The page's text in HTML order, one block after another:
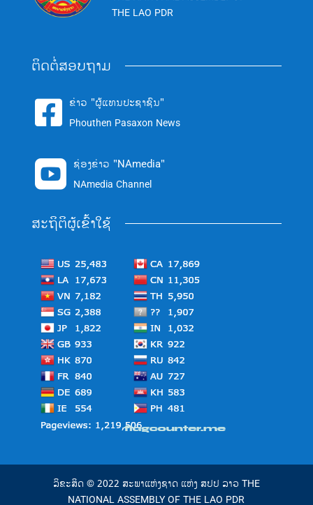
THE LAO PDR
ຕິດຕໍ່ສອບຖາມ
 ຂ່າວ "ຜູ້ແທນປະຊາຊົນ"
Phouthen Pasaxon News
 ຊ່ອງຂ່າວ "NAmedia"
NAmedia Channel
ສະຖິຕິຜູ້ເຂົ້າໃຊ້
ລິຂະສິດ © 2022 ສະພາແຫ່ງຊາດ ແຫ່ງ ສປປ ລາວ THE
NATIONAL ASSEMBLY OF THE LAO PDR